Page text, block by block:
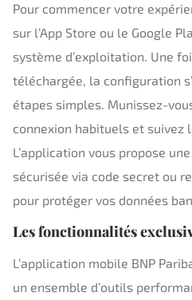
Pour commencer votre
sur l’App Store ou le Google
système d’exploitation. Une
téléchargée, la configuration
étapes simples. Munissez-
connexion habituels et suivez
L’application vous propose
sécurisée via code secret ou
pour protéger vos données
Les fonctionnalités
L’application mobile BNP
un ensemble d’outils